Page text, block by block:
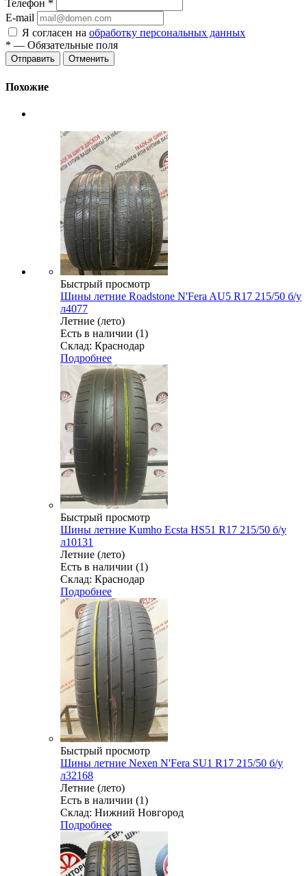
Телефон *
E-mail
Я согласен на обработку персональных данных
* — Обязательные поля
Отменить
Похожие
Быстрый просмотр
Шины летние Roadstone N'Fera AU5 R17 215/50 б/у
л4077
Летние (лето)
Есть в наличии (1)
Склад: Краснодар
Подробнее
Быстрый просмотр
Шины летние Kumho Ecsta HS51 R17 215/50 б/у
л10131
Летние (лето)
Есть в наличии (1)
Склад: Краснодар
Подробнее
Быстрый просмотр
Шины летние Nexen N'Fera SU1 R17 215/50 б/у
л32168
Летние (лето)
Есть в наличии (1)
Склад: Нижний Новгород
Подробнее